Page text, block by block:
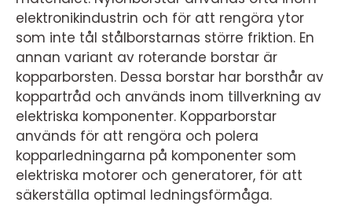
elektronikindustrin och för att rengöra ytor
som inte tål stålborstarnas större friktion. En
annan variant av roterande borstar är
kopparborsten. Dessa borstar har borsthår av
koppartråd och används inom tillverkning av
elektriska komponenter. Kopparborstar
används för att rengöra och polera
kopparledningarna på komponenter som
elektriska motorer och generatorer, för att
säkerställa optimal ledningsförmåga.